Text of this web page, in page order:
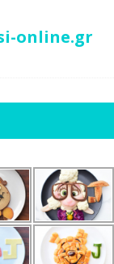
online.gr